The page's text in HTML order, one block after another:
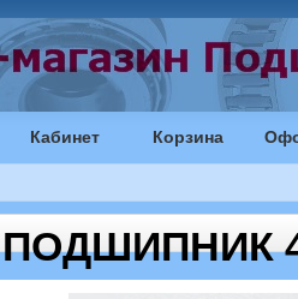
Кабинет Корзина
ПОДШИПНИК